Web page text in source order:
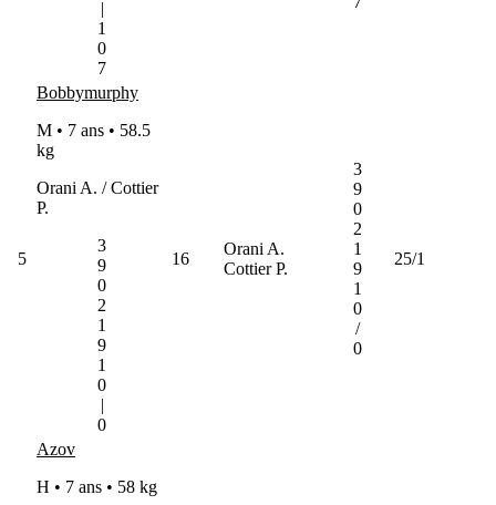
|
1
0
7
5
Bobbymurphy
M • 7 ans • 58.5
kg
Orani A. / Cottier
P.
3
9
0
2
1
9
1
0
|
0
16
Orani A.
Cottier P.
3
9
0
2
1
9
1
0
/
0
25/1
Azov
H • 7 ans • 58 kg